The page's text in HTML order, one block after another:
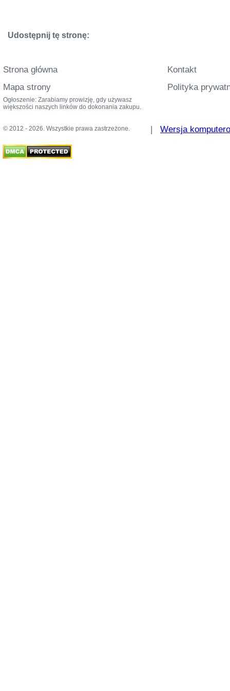
Udostępnij tę stronę:
Strona główna
Mapa strony
Kontakt
Polityka
Ogłoszenie: Zarabiamy prowizję, gdy używasz
większości naszych linków do dokonania zakupu.
© 2012 - 2026. Wszystkie prawa zastrzeżone. | Wersja